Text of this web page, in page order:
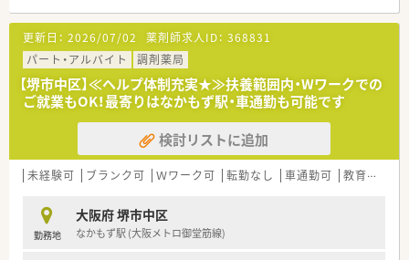
・・・こんな方におすすめ！・・・
■お子様やご家族の関係から、時間制約を設けて働きたい方
■地域の患者様のために、地元密着な働き方をしたい方
■複数科目応需で様々な処方に携わりたい方
■社長や経営層の方々と近い距離で働きたい方
更新日： 2026/07/02 薬剤師求人ID： 368831
パート・アルバイト
調剤薬局
【堺市中区】≪ヘルプ体制充実★≫扶養範囲内・Wワークでの
ご就業もOK！最寄りはなかもず駅・車通勤も可能です
検討リストに追加
未経験可 ブランク可 Ｗワーク可 転勤なし 車通勤可 教育制度あり
勤務地
大阪府 堺市中区
なかもず駅 (大阪メトロ御堂筋線)